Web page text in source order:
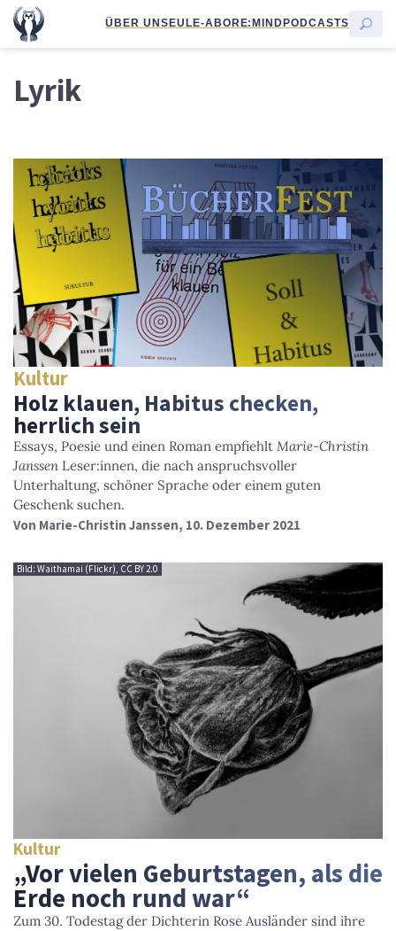
ÜBER UNSEULE-ABORE:MINDPODCASTS
Lyrik
Kultur
Holz klauen, Habitus checken,
herrlich sein
Essays, Poesie und einen Roman empfiehlt Marie-Christin
Janssen Leser:innen, die nach anspruchsvoller
Unterhaltung, schöner Sprache oder einem guten
Geschenk suchen.
Von Marie-Christin Janssen, 10. Dezember 2021
Bild: Waithamai (Flickr), CC BY 2.0
Kultur
„Vor vielen Geburtstagen, als die
Erde noch rund war“
Zum 30. Todestag der Dichterin Rose Ausländer sind ihre